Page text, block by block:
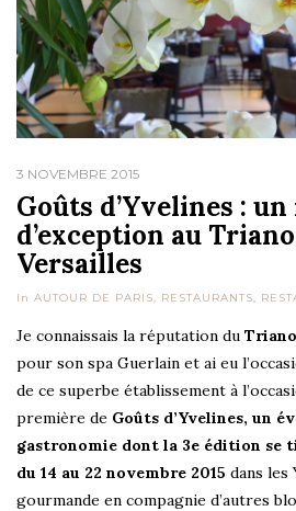
3 NOVEMBRE 2015
Goûts d’Yvelines :
d’exception au
Versailles
In AUTOUR DE PARIS RESTAURANTS
Je connaissais la réputation du
pour son spa Guerlain et ai eu
de ce superbe établissement à
première de Goûts d’Yvelines, un
gastronomie dont la 3e édition se
du 14 au 22 novembre 2015 dans les
gourmande en compagnie d’autres